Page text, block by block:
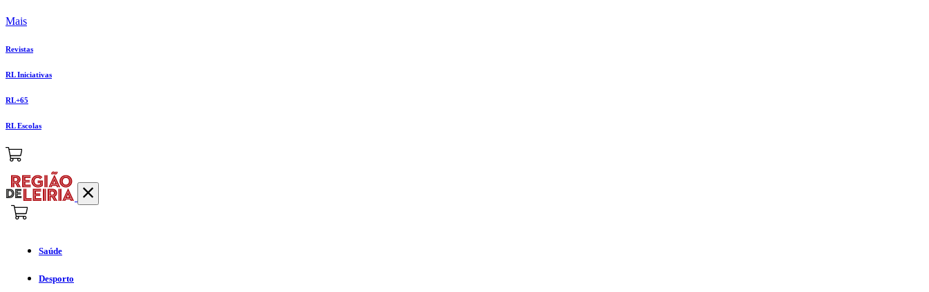
Mais
Revistas
RL Iniciativas
RL+65
RL Escolas
Saúde
Desporto